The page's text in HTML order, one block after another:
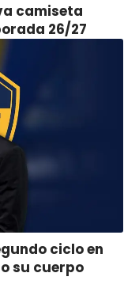
camiseta
26/27
ciclo en
su cuerpo